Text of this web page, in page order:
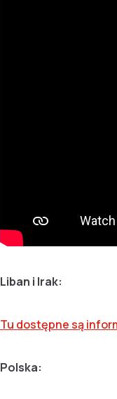
Liban i Irak:
Tu dostępne są
Polska: